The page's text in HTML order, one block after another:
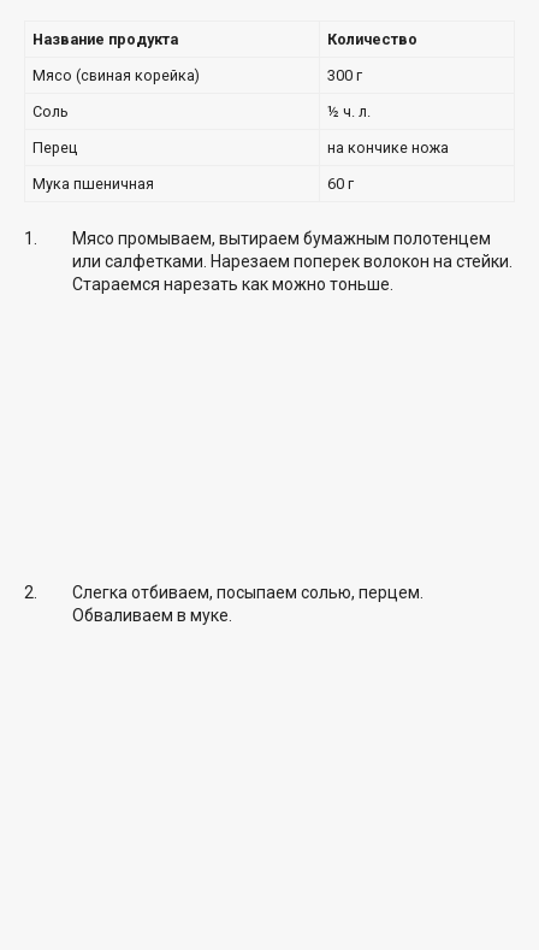
Название продукта
Количество
Мясо (свиная корейка)
300 г
Соль
½ ч. л.
Перец
на кончике ножа
Мука пшеничная
60 г
Мясо промываем, вытираем бумажным полотенцем
или салфетками. Нарезаем поперек волокон на стейки.
Стараемся нарезать как можно тоньше.
Слегка отбиваем, посыпаем солью, перцем.
Обваливаем в муке.